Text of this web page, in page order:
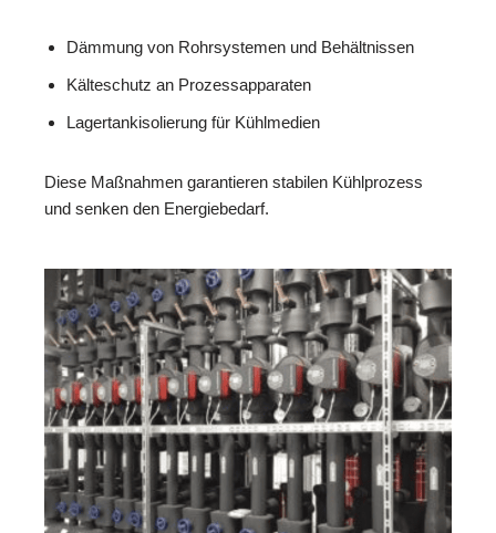
Dämmung von Rohrsystemen und Behältnissen
Kälteschutz an Prozessapparaten
Lagertankisolierung für Kühlmedien
Diese Maßnahmen garantieren stabilen Kühlprozess
und senken den Energiebedarf.